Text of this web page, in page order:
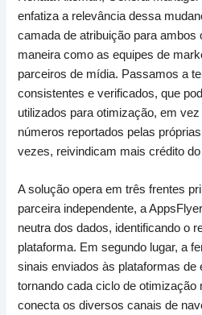
enfatiza a relevância dessa
camada de atribuição para
maneira como as equipes de
parceiros de mídia. Passamos a
consistentes e verificados, que
utilizados para otimização, em
números reportados pelas
vezes, reivindicam mais crédito
A solução opera em três frentes
parceira independente, a
neutra dos dados, identificando o
plataforma. Em segundo lugar, a
sinais enviados às plataformas de
tornando cada ciclo de otimização
conecta os diversos canais de